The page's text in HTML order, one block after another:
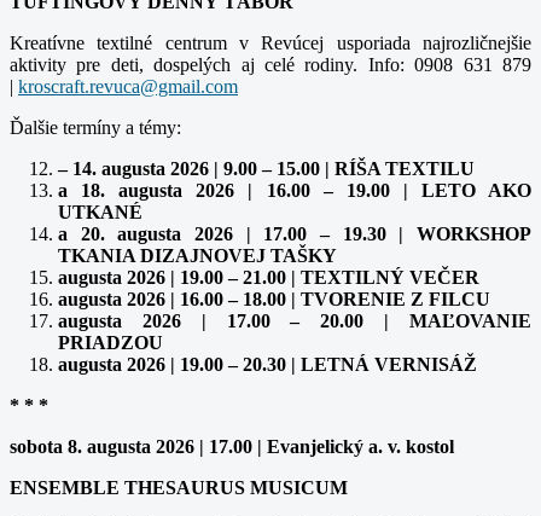
Kreatívne textilné centrum v Revúcej usporiada najrozličnejšie
aktivity pre deti, dospelých aj celé rodiny. Info: 0908 631 879
|
Ďalšie termíny a témy:
– 14. augusta 2026 | 9.00 – 15.00 | RÍŠA TEXTILU
a 18. augusta 2026 | 16.00 – 19.00 | LETO AKO
UTKANÉ
a 20. augusta 2026 | 17.00 – 19.30 | WORKSHOP
TKANIA DIZAJNOVEJ TAŠKY
augusta 2026 | 19.00 – 21.00 | TEXTILNÝ VEČER
augusta 2026 | 16.00 – 18.00 | TVORENIE Z FILCU
augusta 2026 | 17.00 – 20.00 | MAĽOVANIE
PRIADZOU
augusta 2026 | 19.00 – 20.30 | LETNÁ VERNISÁŽ
* * *
sobota 8. augusta 2026 | 17.00 | Evanjelický a. v. kostol
ENSEMBLE THESAURUS MUSICUM